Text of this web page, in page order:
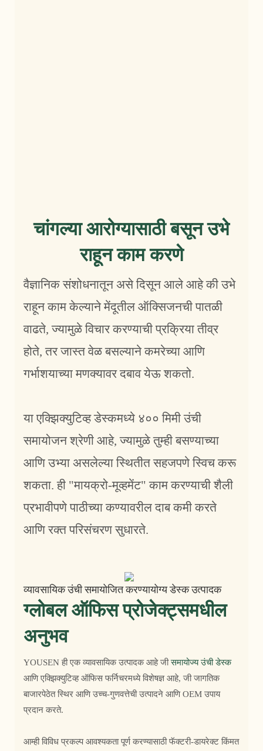
चांगल्या आरोग्यासाठी बसून उभे
राहून काम करणे
वैज्ञानिक संशोधनातून असे दिसून आले आहे की उभे
राहून काम केल्याने मेंदूतील ऑक्सिजनची पातळी
वाढते, ज्यामुळे विचार करण्याची प्रक्रिया तीव्र
होते, तर जास्त वेळ बसल्याने कमरेच्या आणि
गर्भाशयाच्या मणक्यावर दबाव येऊ शकतो.
या एक्झिक्युटिव्ह डेस्कमध्ये ४०० मिमी उंची
समायोजन श्रेणी आहे, ज्यामुळे तुम्ही बसण्याच्या
आणि उभ्या असलेल्या स्थितीत सहजपणे स्विच करू
शकता. ही "मायक्रो-मूव्हमेंट" काम करण्याची शैली
प्रभावीपणे पाठीच्या कण्यावरील दाब कमी करते
आणि रक्त परिसंचरण सुधारते.
व्यावसायिक उंची समायोजित करण्यायोग्य डेस्क उत्पादक
ग्लोबल ऑफिस प्रोजेक्ट्समधील
अनुभव
YOUSEN ही एक व्यावसायिक उत्पादक आहे जीसमायोज्य उंची डेस्क
आणि एक्झिक्युटिव्ह ऑफिस फर्निचरमध्ये विशेषज्ञ आहे, जी जागतिक
बाजारपेठेत स्थिर आणि उच्च-गुणवत्तेची उत्पादने आणि OEM उपाय
प्रदान करते.
आम्ही विविध प्रकल्प आवश्यकता पूर्ण करण्यासाठी फॅक्टरी-डायरेक्ट किंमत